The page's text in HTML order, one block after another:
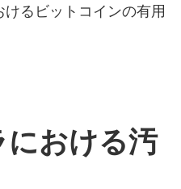
るビットコインの有用
における汚